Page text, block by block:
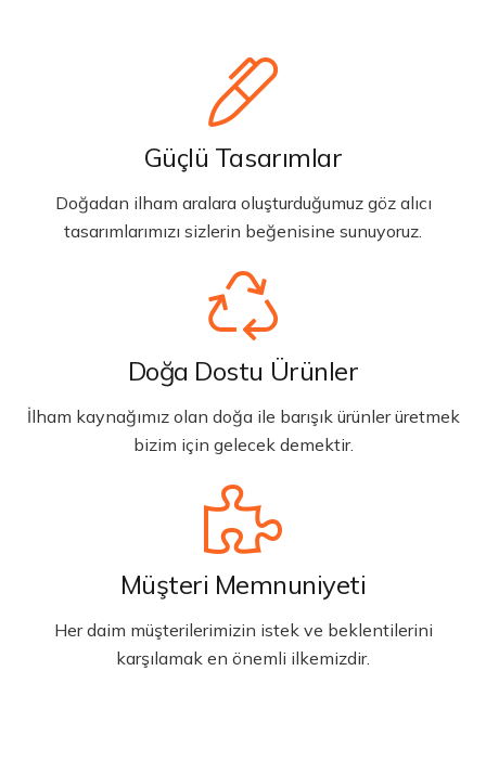
Güçlü Tasarımlar
Doğadan ilham aralara oluşturduğumuz göz alıcı
tasarımlarımızı sizlerin beğenisine sunuyoruz.
Doğa Dostu Ürünler
İlham kaynağımız olan doğa ile barışık ürünler üretmek
bizim için gelecek demektir.
Müşteri Memnuniyeti
Her daim müşterilerimizin istek ve beklentilerini
karşılamak en önemli ilkemizdir.